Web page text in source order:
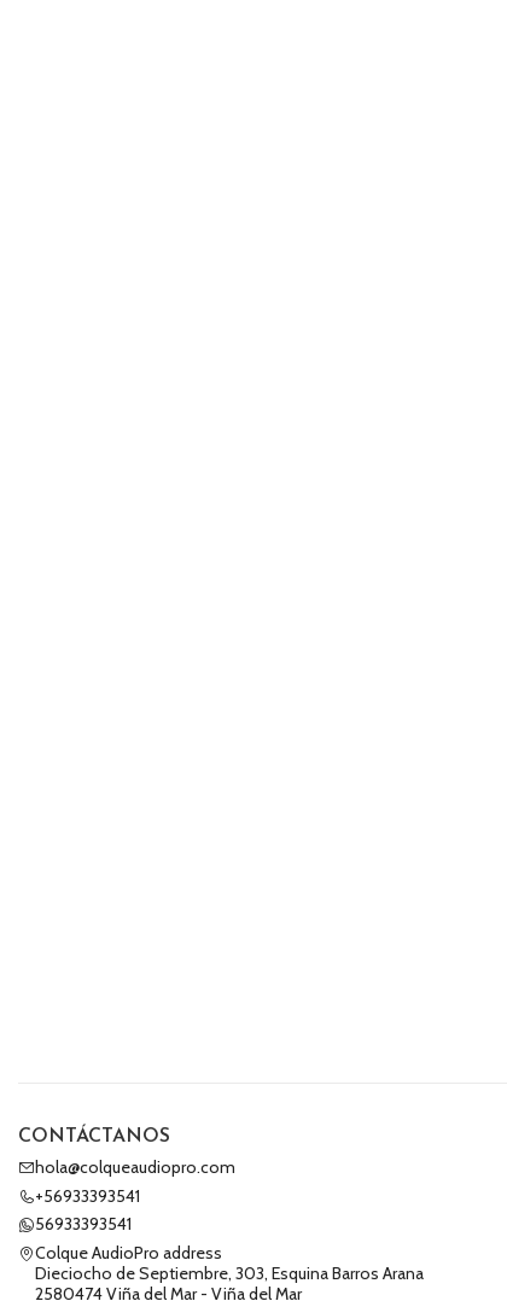
CONTÁCTANOS
hola@colqueaudiopro.com
+56933393541
56933393541
Colque AudioPro address
Dieciocho de Septiembre, 303, Esquina Barros Arana
2580474 Viña del Mar - Viña del Mar